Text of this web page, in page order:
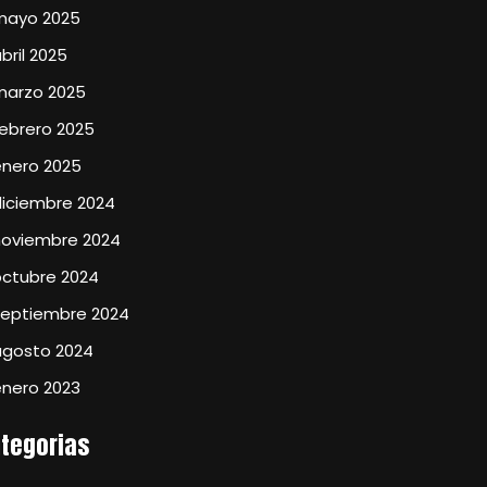
2025
2025
2025
2025
2025
2024
2024
2024
2024
2024
2023